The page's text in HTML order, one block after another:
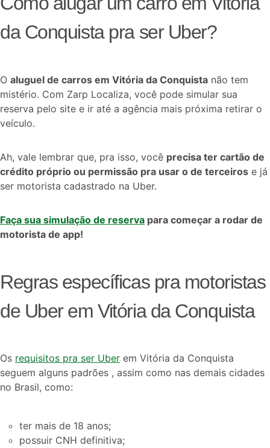
da Conquista pra ser Uber?
O aluguel de carros em Vitória da Conquista não tem
mistério. Com Zarp Localiza, você pode simular sua
reserva pelo site e ir até a agência mais próxima retirar o
veículo.
Ah, vale lembrar que, pra isso, você precisa ter cartão de
crédito próprio ou permissão pra usar o de terceiros e já
ser motorista cadastrado na Uber.
Faça sua simulação de reserva para começar a rodar de
motorista de app!
Regras específicas pra motoristas
de Uber em Vitória da Conquista
Os requisitos pra ser Uber em Vitória da Conquista
seguem alguns padrões , assim como nas demais cidades
no Brasil, como:
ter mais de 18 anos;
possuir CNH definitiva;